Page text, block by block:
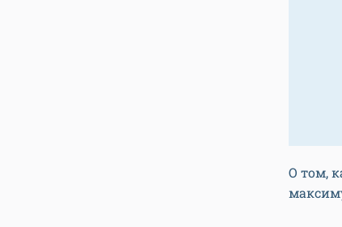
О том,